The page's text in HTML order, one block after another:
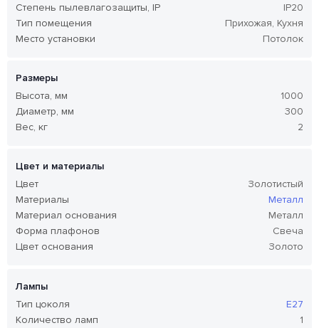
Степень пылевлагозащиты, IP
IP20
Тип помещения
Прихожая, Кухня
Место установки
Потолок
Размеры
Высота, мм
1000
Диаметр, мм
300
Вес, кг
2
Цвет и материалы
Цвет
Золотистый
Материалы
Металл
Материал основания
Металл
Форма плафонов
Свеча
Цвет основания
Золото
Лампы
Тип цоколя
E27
Количество ламп
1